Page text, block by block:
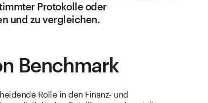
Protokolle oder
und zu vergleichen.
Benchmark
Rolle in den Finanz- und